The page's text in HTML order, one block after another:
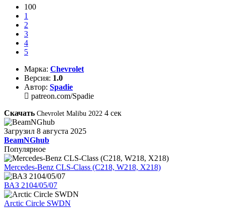
100
1
2
3
4
5
Марка: Chevrolet
Версия: 1.0
Автор: Spadie
patreon.com/Spadie
Скачать Chevrolet Malibu 2022 4 сек
Загрузил 8 августа 2025
BeamNGhub
Популярное
Mercedes-Benz CLS-Class (C218, W218, X218)
ВАЗ 2104/05/07
Arctic Circle SWDN